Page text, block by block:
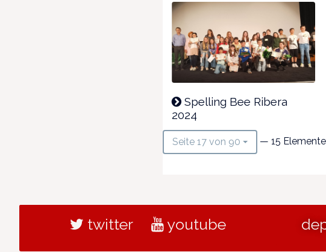
Spelling Bee Ribera
2024
Seite 17 von 90 — 15
twitter youtube